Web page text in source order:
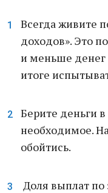
Всегда живите
доходов». Это
и меньше денег
итоге
Берите деньги
необходимое.
обойтись.
Доля выплат